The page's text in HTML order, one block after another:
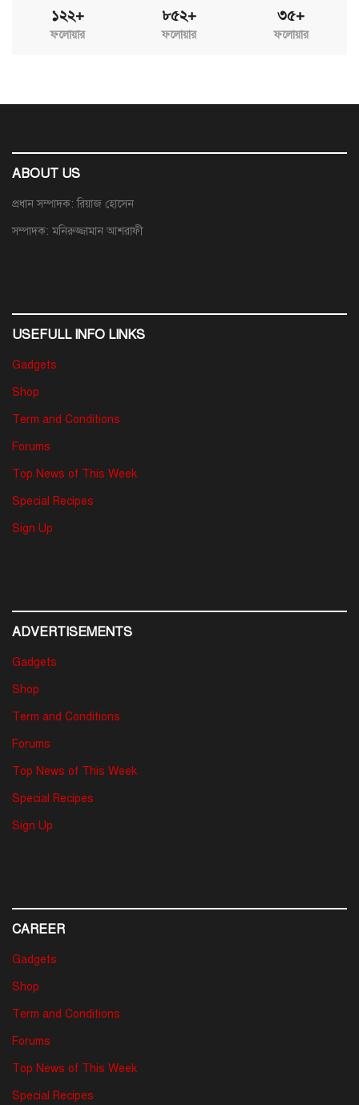
১২২+
ফলোয়ার
৮৫২+
ফলোয়ার
৩৫+
ফলোয়ার
ABOUT US
প্রধান সম্পাদক: রিয়াজ হোসেন
সম্পাদক: মনিরুজ্জামান আশরাফী
USEFULL INFO LINKS
Gadgets
Shop
Term and Conditions
Forums
Top News of This Week
Special Recipes
Sign Up
ADVERTISEMENTS
Gadgets
Shop
Term and Conditions
Forums
Top News of This Week
Special Recipes
Sign Up
CAREER
Gadgets
Shop
Term and Conditions
Forums
Top News of This Week
Special Recipes